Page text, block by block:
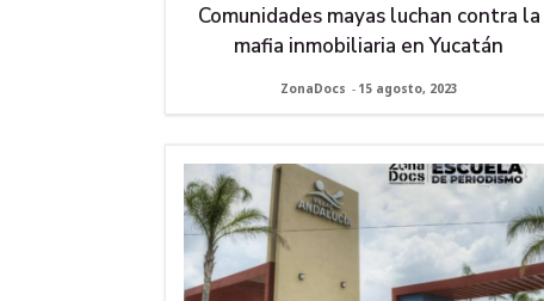
Comunidades mayas luchan contra la
mafia inmobiliaria en Yucatán
ZonaDocs - 15 agosto, 2023